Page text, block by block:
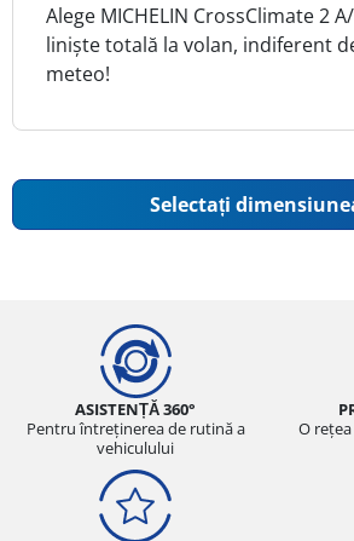
Alege MICHELIN CrossClimate 2
liniște totală la volan, indiferent
meteo!
Selectați
ASISTENȚĂ 360°
Pentru întreținerea de rutină a
vehiculului
O